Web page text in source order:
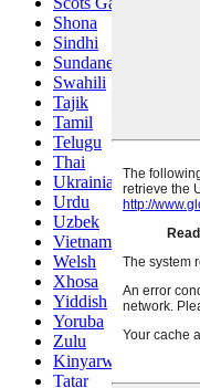
Shona
Sindhi
Sundanese
Swahili
Tajik
Tamil
Telugu
Thai
Ukrainian
Urdu
Uzbek
Vietnamese
Welsh
Xhosa
Yiddish
Yoruba
Zulu
Kinyarwanda
Tatar